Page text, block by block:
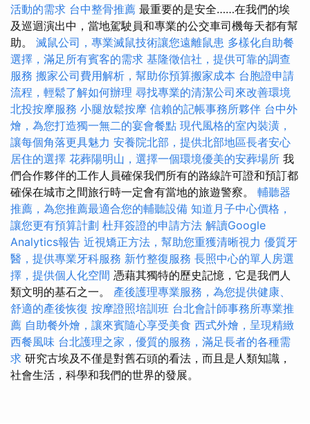
活動的需求 台中整骨推薦 最重要的是安全……在我們的埃
及巡迴演出中，當地駕駛員和專業的公交車司機每天都有幫
助。 滅鼠公司，專業滅鼠技術讓您遠離鼠患 多樣化自助餐
選擇，滿足所有賓客的需求 基隆徵信社，提供可靠的調查
服務 搬家公司費用解析，幫助你預算搬家成本 台胞證申請
流程，輕鬆了解如何辦理 尋找專業的清潔公司來改善環境
北投按摩服務 小腿放鬆按摩 信賴的記帳事務所夥伴 台中外
燴，為您打造獨一無二的宴會餐點 現代風格的室內裝潢，
讓每個角落更具魅力 安養院北部，提供北部地區長者安心
居住的選擇 花葬陽明山，選擇一個環境優美的安葬場所 我
們合作夥伴的工作人員確保我們所有的路線許可證和預訂都
確保在城市之間旅行時一定會有當地的旅遊警察。 輔聽器
推薦，為您推薦最適合您的輔聽設備 知道月子中心價格，
讓您更有預算計劃 杜拜簽證的申請方法 解讀Google
Analytics報告 近視矯正方法，幫助您重獲清晰視力 優質牙
醫，提供專業牙科服務 新竹整復服務 長照中心的單人房選
擇，提供個人化空間 憑藉其獨特的歷史記憶，它是我們人
類文明的基石之一。 產後護理專業服務，為您提供健康、
舒適的產後恢復 按摩證照培訓班 台北會計師事務所專業推
薦 自助餐外燴，讓來賓隨心享受美食 西式外燴，呈現精緻
西餐風味 台北護理之家，優質的服務，滿足長者的各種需
求 研究古埃及不僅是對舊石頭的看法，而且是人類知識，
社會生活，科學和我們的世界的發展。